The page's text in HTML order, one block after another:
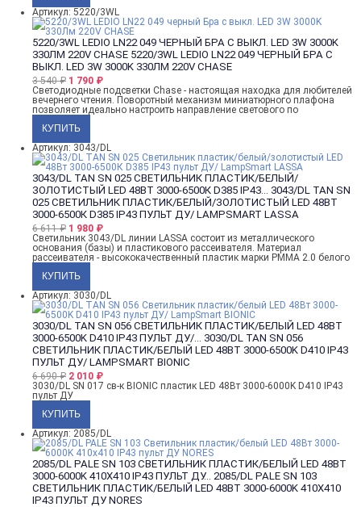
Артикул: 5220/3WL
5220/3WL LEDIO LN22 049 ЧЕРНЫЙ БРА С ВЫКЛ. LED 3W 3000K
330ЛМ 220V CHASE 5220/3WL LEDIO LN22 049 ЧЕРНЫЙ БРА С
ВЫКЛ. LED 3W 3000K 330ЛМ 220V CHASE
3 540₽ 1 790 ₽
Светодиодные подсветки Chase - настоящая находка для любителей
вечернего чтения. Поворотный механизм миниатюрного плафона
позволяет идеально настроить направление светового по
Артикул: 3043/DL
3043/DL TAN SN 025 СВЕТИЛЬНИК ПЛАСТИК/БЕЛЫЙ/
ЗОЛОТИСТЫЙ LED 48ВТ 3000-6500К D385 IP43...
3043/DL TAN SN
025 СВЕТИЛЬНИК ПЛАСТИК/БЕЛЫЙ/ЗОЛОТИСТЫЙ LED 48ВТ
3000-6500К D385 IP43 ПУЛЬТ ДУ/ LAMPSMART LASSA
6 611₽ 1 980 ₽
Светильник 3043/DL линии LASSA состоит из металлического
основания (базы) и пластикового рассеивателя. Материал
рассеивателя - высококачественный пластик марки PMMA 2.0 белого
Артикул: 3030/DL
3030/DL TAN SN 056 СВЕТИЛЬНИК ПЛАСТИК/БЕЛЫЙ LED 48ВТ
3000-6500K D410 IP43 ПУЛЬТ ДУ/...
3030/DL TAN SN 056
СВЕТИЛЬНИК ПЛАСТИК/БЕЛЫЙ LED 48ВТ 3000-6500K D410 IP43
ПУЛЬТ ДУ/ LAMPSMART BIONIC
6 690₽ 2 010 ₽
3030/DL SN 017 св-к BIONIC пластик LED 48Вт 3000-6000K D410 IP43
пульт ДУ
Артикул: 2085/DL
2085/DL PALE SN 103 СВЕТИЛЬНИК ПЛАСТИК/БЕЛЫЙ LED 48ВТ
3000-6000K 410Х410 IP43 ПУЛЬТ ДУ...
2085/DL PALE SN 103
СВЕТИЛЬНИК ПЛАСТИК/БЕЛЫЙ LED 48ВТ 3000-6000K 410Х410
IP43 ПУЛЬТ ДУ NORES